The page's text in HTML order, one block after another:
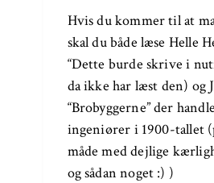
Hvis du kommer til at
skal du både læse Helle
“Dette burde skrive i
da ikke har læst den) og
“Brobyggerne” der
ingeniører i 1900-tallet
måde med dejlige
og sådan noget :) )